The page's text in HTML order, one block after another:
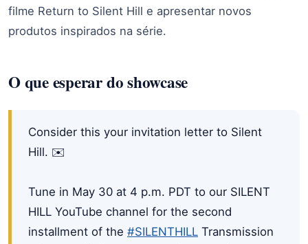
filme Return to Silent Hill e apresentar novos
produtos inspirados na série.
O que esperar do showcase
Consider this your invitation letter to Silent
Hill. ✉️
Tune in May 30 at 4 p.m. PDT to our SILENT
HILL YouTube channel for the second
installment of the #SILENTHILL Transmission